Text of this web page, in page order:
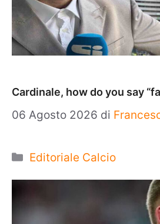
Cardinale, how do you say
06 Agosto 2026 di
Categorie
Editoriale Calcio